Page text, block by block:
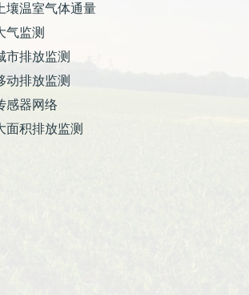
壤温室气体通量
气监测
市排放监测
动排放监测
感器网络
面积排放监测